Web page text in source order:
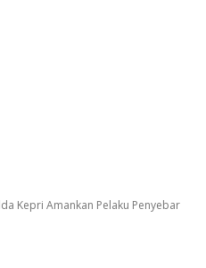
Kepri Amankan Pelaku Penyebar